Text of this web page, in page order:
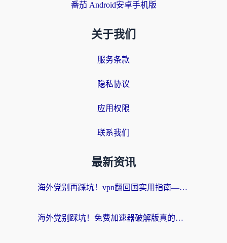
番茄 Android安卓手机版
关于我们
服务条款
隐私协议
应用权限
联系我们
最新资讯
海外党别再踩坑！vpn翻回国实用指南——选对加速器，国内资源无缝用
海外党别踩坑！免费加速器破解版真的能用？教你无缝访问国内资源的正确姿势